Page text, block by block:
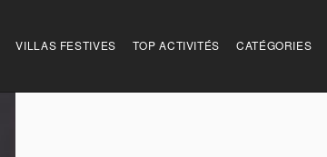
VILLAS FESTIVES TOP ACTIVITÉS CATÉGORIES